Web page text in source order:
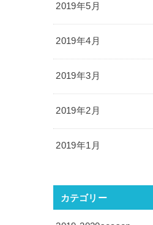
2019年5月
2019年4月
2019年3月
2019年2月
2019年1月
カテゴリー